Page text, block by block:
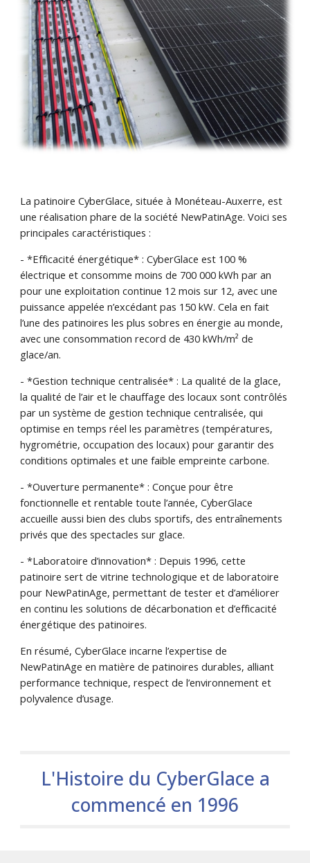
La patinoire CyberGlace, située à Monéteau-Auxerre, est
une réalisation phare de la société NewPatinAge. Voici ses
principales caractéristiques :
- *Efficacité énergétique* : CyberGlace est 100 %
électrique et consomme moins de 700 000 kWh par an
pour une exploitation continue 12 mois sur 12, avec une
puissance appelée n’excédant pas 150 kW. Cela en fait
l’une des patinoires les plus sobres en énergie au monde,
avec une consommation record de 430 kWh/m² de
glace/an.
- *Gestion technique centralisée* : La qualité de la glace,
la qualité de l’air et le chauffage des locaux sont contrôlés
par un système de gestion technique centralisée, qui
optimise en temps réel les paramètres (températures,
hygrométrie, occupation des locaux) pour garantir des
conditions optimales et une faible empreinte carbone.
- *Ouverture permanente* : Conçue pour être
fonctionnelle et rentable toute l’année, CyberGlace
accueille aussi bien des clubs sportifs, des entraînements
privés que des spectacles sur glace.
- *Laboratoire d’innovation* : Depuis 1996, cette
patinoire sert de vitrine technologique et de laboratoire
pour NewPatinAge, permettant de tester et d’améliorer
en continu les solutions de décarbonation et d’efficacité
énergétique des patinoires.
En résumé, CyberGlace incarne l’expertise de
NewPatinAge en matière de patinoires durables, alliant
performance technique, respect de l’environnement et
polyvalence d’usage.
L'Histoire du CyberGlace a
commencé en 1996